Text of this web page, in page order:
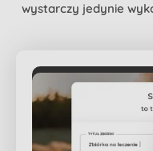
wystarczy jedynie